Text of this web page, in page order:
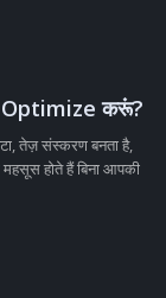
Optimize करूं?
तेज़ संस्करण बनता है,
होते हैं बिना आपकी